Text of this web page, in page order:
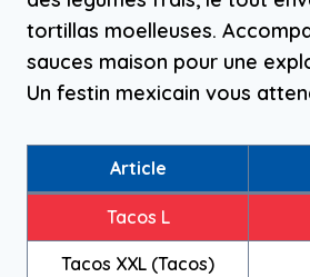
tortillas moelleuses.
sauces maison pour une
Un festin mexicain vous
Article
Tacos L
Tacos XXL (Tacos)